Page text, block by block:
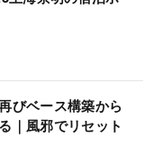
びベース構築から
｜風邪でリセット